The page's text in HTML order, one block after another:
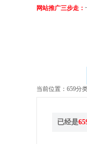
网站推广三步走：
当前位置： 659分
已经是